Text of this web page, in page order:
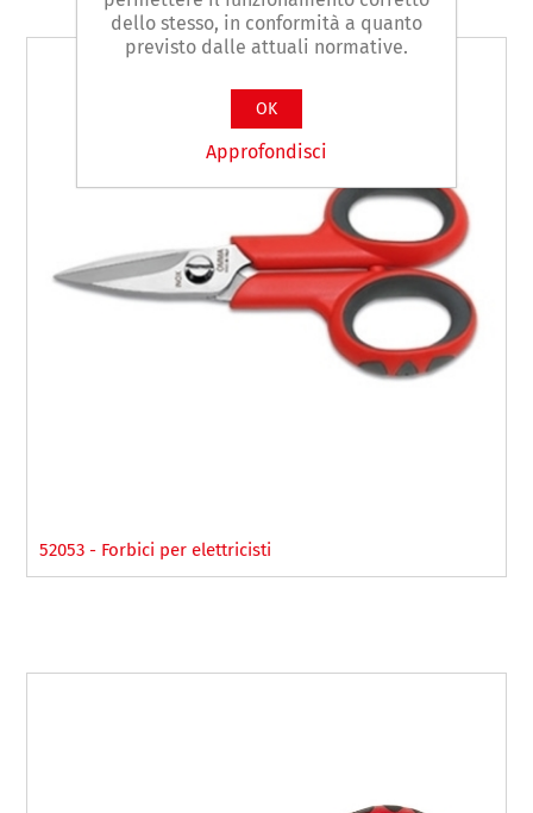
52053 - Forbici per elettricisti
dello stesso, in conformità a quanto
previsto dalle attuali normative.
OK
Approfondisci